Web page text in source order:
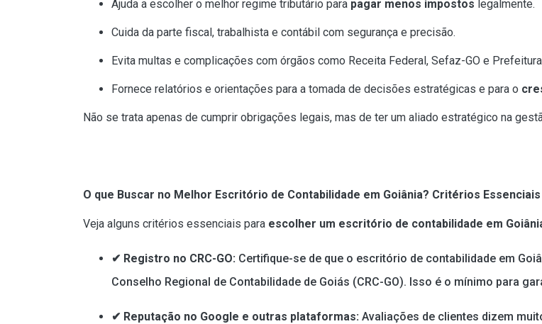
Ajuda a escolher o melhor regime tributário para pagar menos impostos legalmente.
Cuida da parte fiscal, trabalhista e contábil com segurança e precisão.
Evita multas e complicações com órgãos como Receita Federal, Sefaz-GO e Prefeitura
Fornece relatórios e orientações para a tomada de decisões estratégicas e para o
Não se trata apenas de cumprir obrigações legais, mas de ter um aliado estratégico na
O que Buscar no Melhor Escritório de Contabilidade em Goiânia? Critérios Essenciais
Veja alguns critérios essenciais para escolher um escritório de contabilidade em
✔ Registro no CRC-GO: Certifique-se de que o escritório de contabilidade em
Conselho Regional de Contabilidade de Goiás (CRC-GO). Isso é o mínimo para
✔ Reputação no Google e outras plataformas: Avaliações de clientes dizem